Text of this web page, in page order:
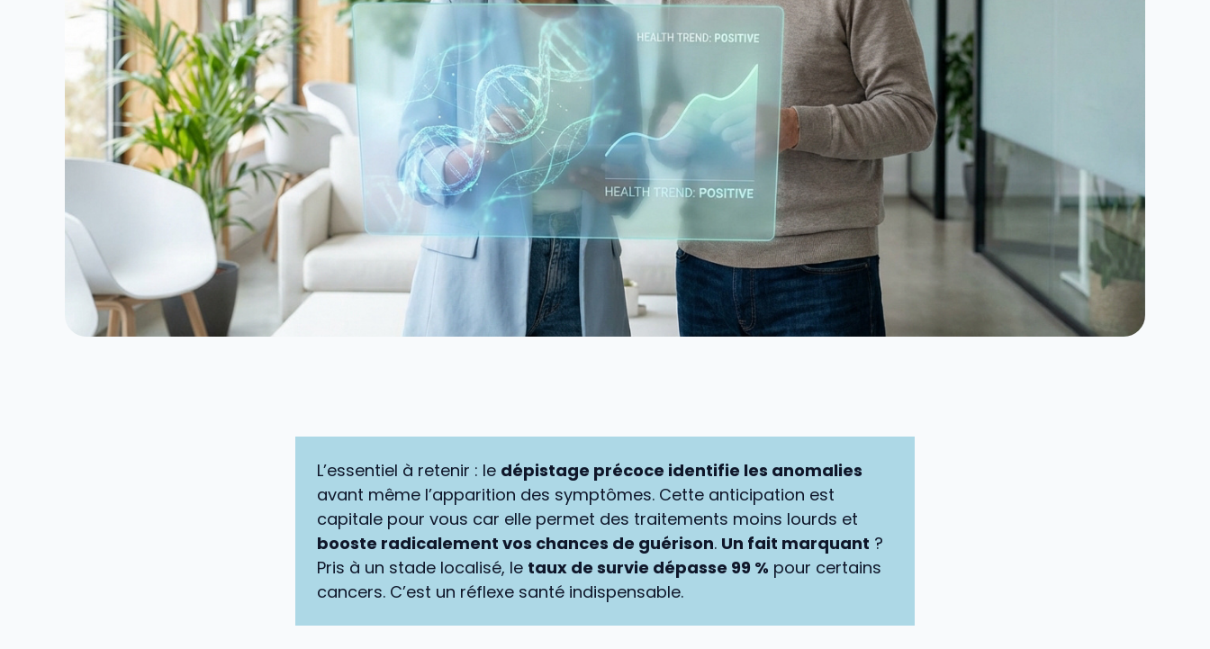
L’essentiel à retenir : le dépistage précoce identifie les anomalies
avant même l’apparition des symptômes. Cette anticipation est
capitale pour vous car elle permet des traitements moins lourds et
booste radicalement vos chances de guérison. Un fait marquant ?
Pris à un stade localisé, le taux de survie dépasse 99 % pour certains
cancers. C’est un réflexe santé indispensable.